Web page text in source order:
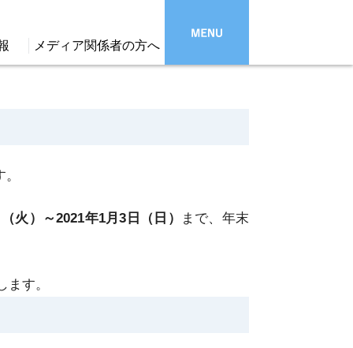
メディア関係者の方へ
火）～2021年1月3日（日） まで、年末
ます。